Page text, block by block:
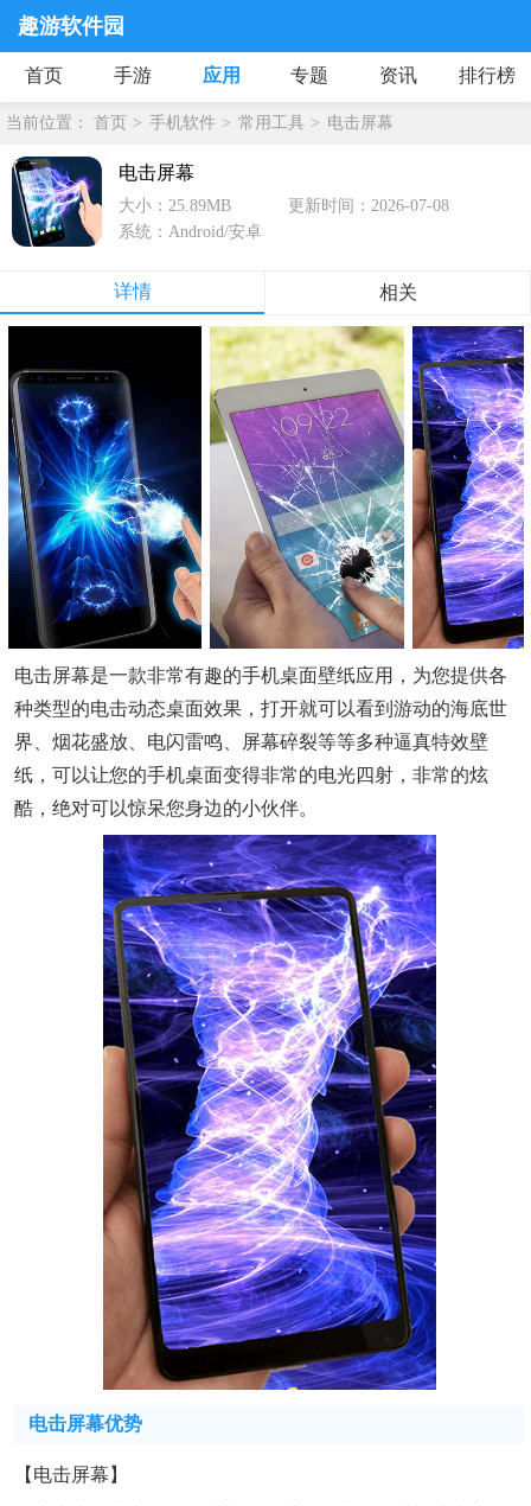
趣游软件园
首页 手游 应用 专题 资讯 排行榜
当前位置： 首页 手机软件 常用工具 电击屏幕
电击屏幕
大小：25.89MB
更新时间：2026-07-08
系统：Android/安卓
详情 相关
电击屏幕是一款非常有趣的手机桌面壁纸应用，为您提供各
种类型的电击动态桌面效果，打开就可以看到游动的海底世
界、烟花盛放、电闪雷鸣、屏幕碎裂等等多种逼真特效壁
纸，可以让您的手机桌面变得非常的电光四射，非常的炫
酷，绝对可以惊呆您身边的小伙伴。
电击屏幕优势
【电击屏幕】